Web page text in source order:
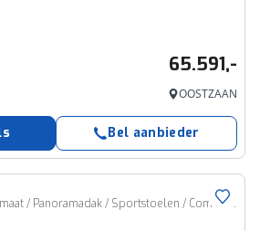
65.591,-
OOSTZAAN
Bel aanbieder
xDrive30e M Sport Automaat / Panoramadak / Sportstoelen / Comfort Access / Head-Up / Harman-Kardon / Getint glas